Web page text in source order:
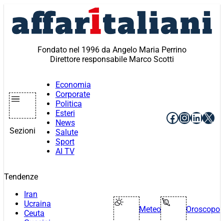
contenuto
Fondato nel 1996 da Angelo Maria Perrino
Direttore responsabile Marco Scotti
Sezioni
Economia
Corporate
Politica
Esteri
News
Salute
Sport
AI TV
Facebook
X
Tendenze
Iran
Ucraina
Ceuta
Meteo Oroscopo